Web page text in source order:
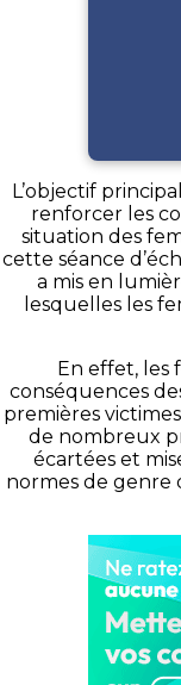
L’objectif
renforcer les
situation des
cette séance
a mis en
lesquelles les
En effet, les
conséquences
premières
de nombreux
écartées et
normes de genre